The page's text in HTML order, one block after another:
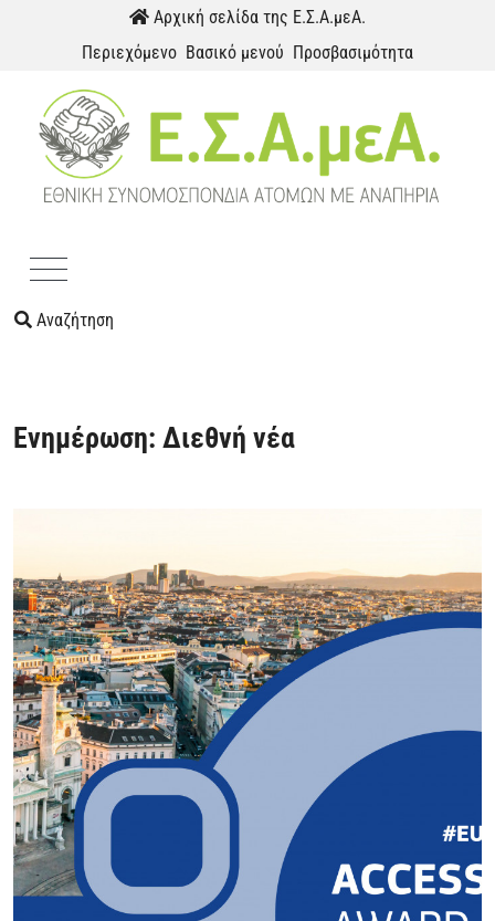
Παράκαμψη προς το περιεχόμενοΑρχική σελίδα της Ε.Σ.Α.μεΑ.
Περιεχόμενο Βασικό μενού Προσβασιμότητα
Αναζήτηση
Ενημέρωση: Διεθνή νέα